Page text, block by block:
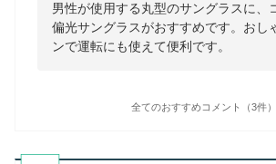
男性が使用する丸型のサングラスに、
偏光サングラスがおすすめです。おし
ンで運転にも使えて便利です。
全てのおすすめコメント（3件）